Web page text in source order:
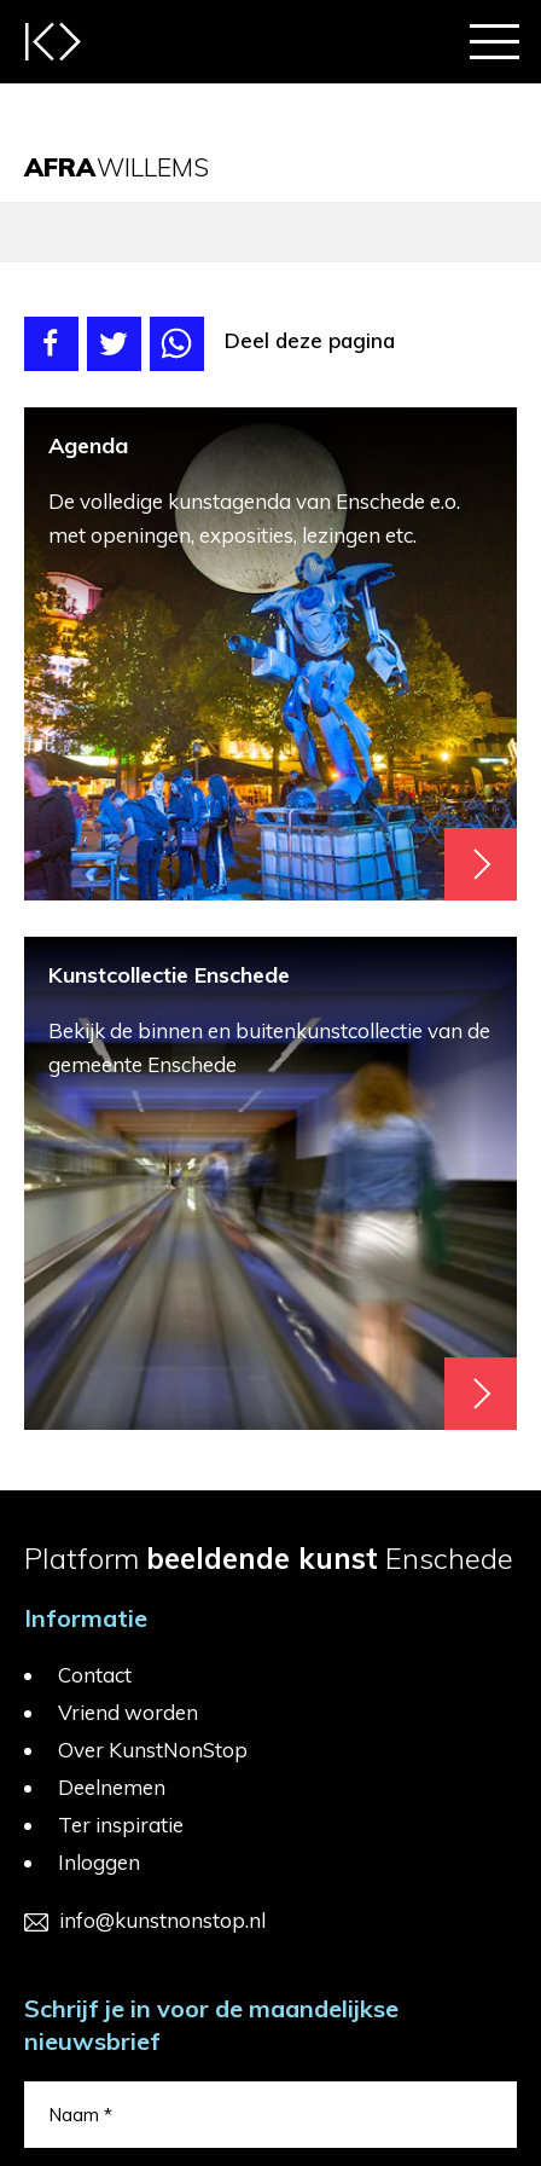
AFRAWILLEMS
Deel deze pagina
Agenda
De volledige kunstagenda van Enschede e.o.
met openingen, exposities, lezingen etc.
Kunstcollectie Enschede
Bekijk de binnen en buitenkunstcollectie van de
gemeente Enschede
Platform beeldende kunst Enschede
Informatie
Contact
Vriend worden
Over KunstNonStop
Deelnemen
Ter inspiratie
Inloggen
info@kunstnonstop.nl
Schrijf je in voor de maandelijkse
nieuwsbrief